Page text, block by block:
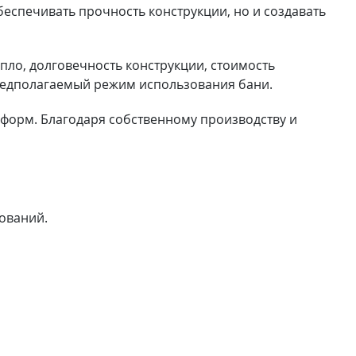
прочность конструкции, но и создавать
долговечность конструкции, стоимость
режим использования бани.
Благодаря собственному производству и